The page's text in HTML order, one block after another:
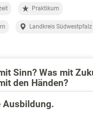
Praktikum
Landkreis Südwestpfalz
Sinn? Was mit
den Händen?
Ausbildung.